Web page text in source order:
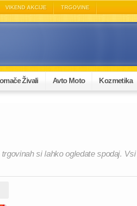
VIKEND AKCIJE TRGOVINE
Živali Avto Moto Kozmetika
si lahko ogledate spodaj.